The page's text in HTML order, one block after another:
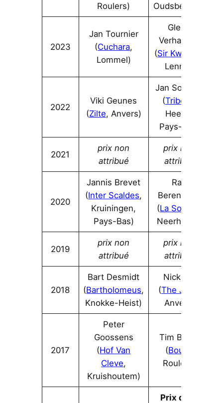
Roulers)
Oudsbergen)
2023
Jan Tournier
(Cuchara,
Lommel)
Glenn
Verhasselt
(Sir Kwinten
Lennik)
2022
Viki Geunes
(Zilte, Anvers)
Jan Sobecki
(Tribeca
Heeze,
Pays-Bas)
2021
prix non
attribué
prix non
attribué
2020
Jannis Brevet
(Inter Scaldes,
Kruiningen,
Pays-Bas)
Ralf
Berendsen
(La Source
Neerharen)
2019
prix non
attribué
prix non
attribué
2018
Bart Desmidt
(Bartholomeus,
Knokke-Heist)
Nick Bril
(The Jane
Anvers)
2017
Peter
Goossens
(Hof Van
Cleve,
Kruishoutem)
Tim Boury
(Boury
Roulers)
Prix de la